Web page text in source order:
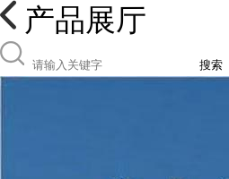
产品展厅
搜索